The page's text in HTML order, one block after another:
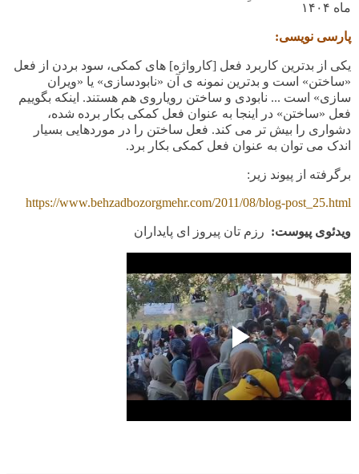
ماه ۱۴۰۴
پارسی نویسی:
یکی از بدترین کاربرد فعل [کارواژه] های کمکی، سود بردن از فعل
«ساختن» است و بدترین نمونه ی آن «نابودسازی» یا «ویران
سازی» است ... نابودی و ساختن رویاروی هم هستند. اینکه بگوییم
فعل «ساختن» در اینجا به عنوان فعل کمکی بکار برده شده،
دشواری را بیش تر می کند. فعل ساختن را در موردهایی بسیار
اندک می توان به عنوان فعل کمکی بکار برد.
برگرفته از پیوند زیر :
https://www.behzadbozorgmehr.com/2011/08/blog-post_25.html
ویدئوی پیوست: رزم تان پیروز ای پایداران